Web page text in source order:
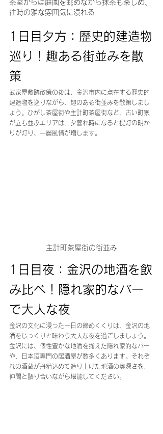
茶室からは庭園を眺めながら抹茶も楽しめ、
往時の雅な雰囲気に浸れる
1日目夕方：歴史的建造物
巡り！趣ある街並みを散
策
武家屋敷跡散策の後は、金沢市内に点在する歴史的
建造物を巡りながら、趣のある街並みを散策しまし
ょう。ひがし茶屋街や主計町茶屋街など、古い町家
が立ち並ぶエリアは、夕暮れ時になると提灯の明か
りが灯り、一層風情が増します。
主計町茶屋街の街並み
1日目夜：金沢の地酒を飲
み比べ！隠れ家的なバー
で大人な夜
金沢の文化に浸った一日の締めくくりは、金沢の地
酒をじっくりと味わう大人な夜を過ごしましょう。
金沢には、個性豊かな地酒を揃えた隠れ家的なバー
や、日本酒専門の居酒屋が数多くあります。それぞ
れの酒蔵が丹精込めて造り上げた地酒の奥深さを、
仲間と語り合いながら堪能してください。